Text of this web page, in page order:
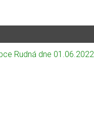
Rudná dne 01.06.2022